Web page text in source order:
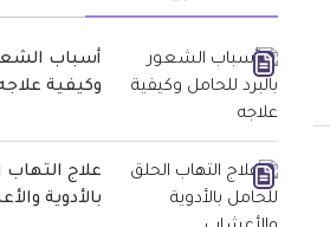
أسباب
وكيفية
علاج التهاب
بالأدوية